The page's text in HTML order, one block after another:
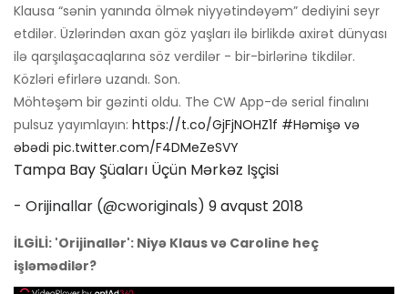
Klausa “sənin yanında ölmək niyyətindəyəm” dediyini seyr
etdilər. Üzlərindən axan göz yaşları ilə birlikdə axirət dünyası
ilə qarşılaşacaqlarına söz verdilər - bir-birlərinə tikdilər.
Közləri efirlərə uzandı. Son.
Möhtəşəm bir gəzinti oldu. The CW App-də serial finalını
pulsuz yayımlayın: https://t.co/GjFjNOHZ1f #Həmişə və
əbədi pic.twitter.com/F4DMeZeSVY
Tampa Bay Şüaları Üçün Mərkəz Işçisi
- Orijinallar (@cworiginals) 9 avqust 2018
İLGİLİ: 'Orijinallər': Niyə Klaus və Caroline heç
işləmədilər?